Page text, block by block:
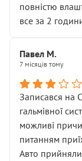
повністю
все за 2
Павел М.
7 місяців тому
Записався на
гальмівної
можливі
питанням
Авто